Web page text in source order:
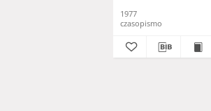
1977
czasopismo